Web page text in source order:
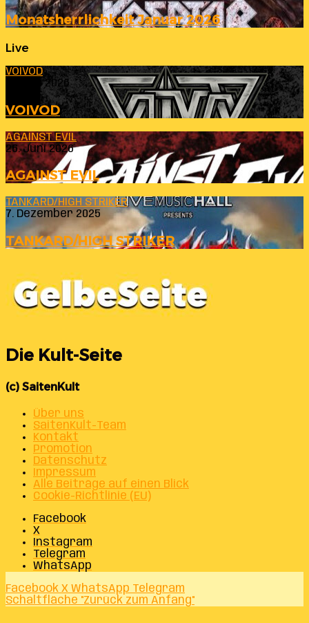
Monatsherrlichkeit Januar 2026
Live
VOIVOD
23. Juli 2026
VOIVOD
AGAINST EVIL
26. Juni 2026
AGAINST EVIL
TANKARD/HIGH STRIKER
7. Dezember 2025
TANKARD/HIGH STRIKER
Die Kult-Seite
(c) SaitenKult
Über uns
SaitenKult-Team
Kontakt
Promotion
Datenschutz
Impressum
Alle Beiträge auf einen Blick
Cookie-Richtlinie (EU)
Facebook
X
Instagram
Telegram
WhatsApp
Facebook X WhatsApp Telegram
Schaltfläche "Zurück zum Anfang"